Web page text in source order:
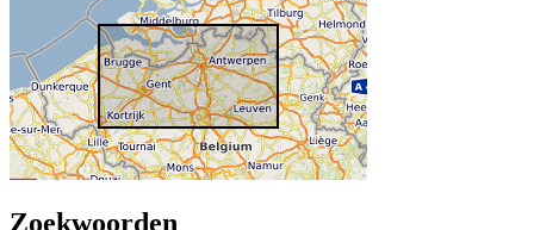
Zoekwoorden